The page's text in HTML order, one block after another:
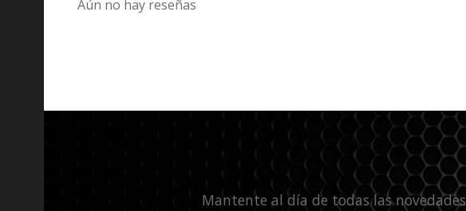
Aún no hay reseñas
Mantente al día de todas las